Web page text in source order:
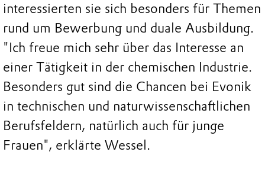
interessierten sie sich besonders für Themen
rund um Bewerbung und duale Ausbildung.
"Ich freue mich sehr über das Interesse an
einer Tätigkeit in der chemischen Industrie.
Besonders gut sind die Chancen bei Evonik
in technischen und naturwissenschaftlichen
Berufsfeldern, natürlich auch für junge
Frauen", erklärte Wessel.